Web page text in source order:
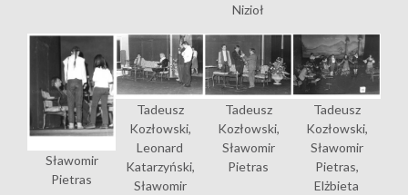
Nizioł
Sławomir
Pietras
Tadeusz
Kozłowski,
Leonard
Katarzyński,
Sławomir
Tadeusz
Kozłowski,
Sławomir
Pietras
Tadeusz
Kozłowski,
Sławomir
Pietras,
Elżbieta